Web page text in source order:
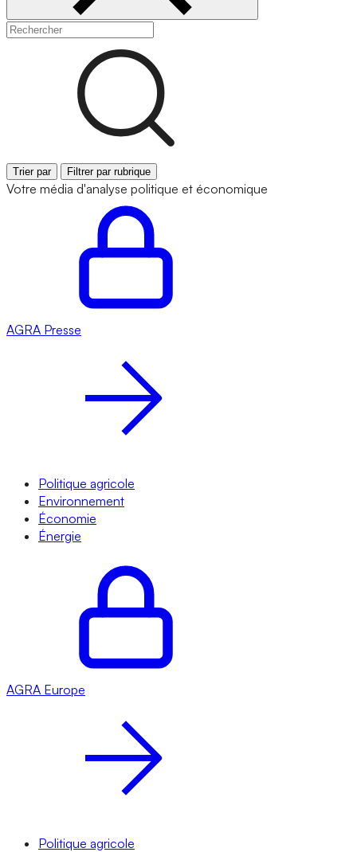
Trier par Filtrer par rubrique
Votre média d'analyse politique et économique
AGRA Presse
Politique agricole
Environnement
Économie
Énergie
AGRA Europe
Politique agricole